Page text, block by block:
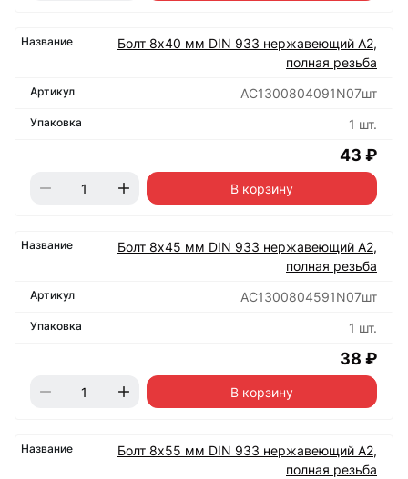
Болт 8х40 мм DIN 933 нержавеющий А2,
полная резьба
АС1300804091N07шт
1 шт.
43 ₽
В корзину
Болт 8х45 мм DIN 933 нержавеющий А2,
полная резьба
АС1300804591N07шт
1 шт.
38 ₽
В корзину
Болт 8х55 мм DIN 933 нержавеющий А2,
полная резьба